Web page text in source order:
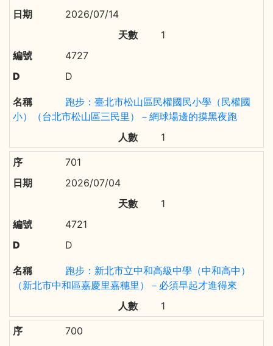
2026/07/14
1
4727
D
跑步：臺北市松山區民權國民小學（民權國
小）（台北市松山區三民里）－網球場邊的摸黑夜跑
1
701
2026/07/04
1
4721
D
跑步：新北市立中和高級中學（中和高中）
（新北市中和區嘉慶里嘉穗里）－必須早起才進得來
1
700